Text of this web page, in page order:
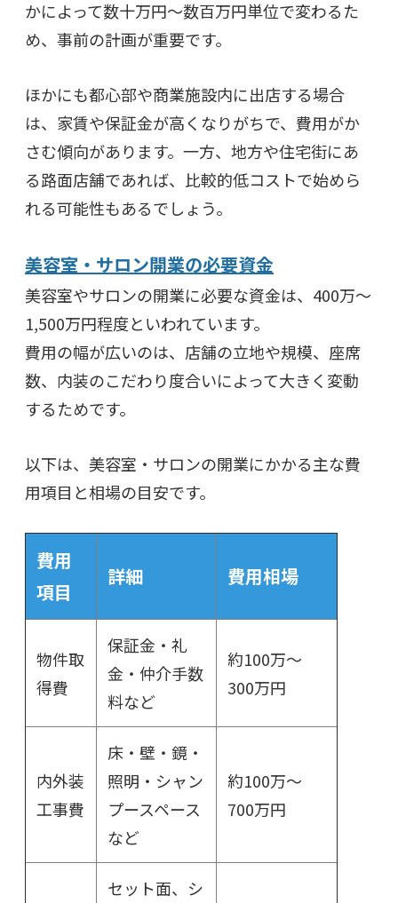
かによって数十万円〜数百万円単位で変わるた
め、事前の計画が重要です。
ほかにも都心部や商業施設内に出店する場合
は、家賃や保証金が高くなりがちで、費用がか
さむ傾向があります。一方、地方や住宅街にあ
る路面店舗であれば、比較的低コストで始めら
れる可能性もあるでしょう。
美容室・サロン開業の必要資金
美容室やサロンの開業に必要な資金は、400万〜
1,500万円程度といわれています。
費用の幅が広いのは、店舗の立地や規模、座席
数、内装のこだわり度合いによって大きく変動
するためです。
以下は、美容室・サロンの開業にかかる主な費
用項目と相場の目安です。
費用
項目
詳細 費用相場
物件取
得費
保証金・礼
金・仲介手数
料など
約100万～
300万円
内外装
工事費
床・壁・鏡・
照明・シャン
プースペース
など
約100万～
700万円
セット面、シ